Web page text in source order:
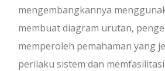
mengembangkannya
membuat diagram urutan,
memperoleh pemahaman yang
perilaku sistem dan